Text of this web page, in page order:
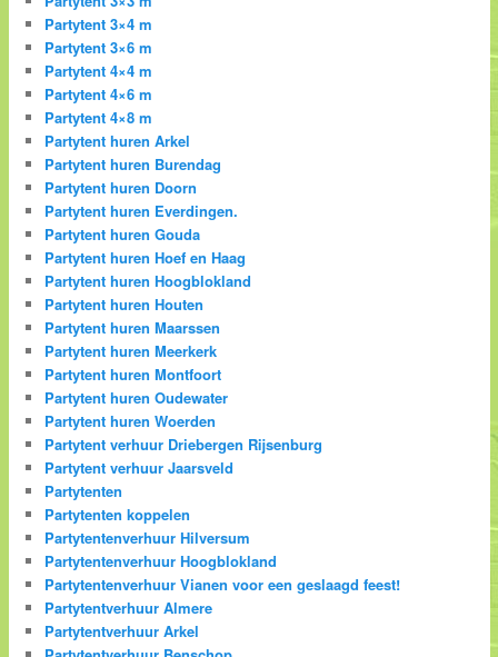
Partytent 3×4 m
Partytent 3×6 m
Partytent 4×4 m
Partytent 4×6 m
Partytent 4×8 m
Partytent huren Arkel
Partytent huren Burendag
Partytent huren Doorn
Partytent huren Everdingen.
Partytent huren Gouda
Partytent huren Hoef en Haag
Partytent huren Hoogblokland
Partytent huren Houten
Partytent huren Maarssen
Partytent huren Meerkerk
Partytent huren Montfoort
Partytent huren Oudewater
Partytent huren Woerden
Partytent verhuur Driebergen Rijsenburg
Partytent verhuur Jaarsveld
Partytenten
Partytenten koppelen
Partytentenverhuur Hilversum
Partytentenverhuur Hoogblokland
Partytentenverhuur Vianen voor een geslaagd feest!
Partytentverhuur Almere
Partytentverhuur Arkel